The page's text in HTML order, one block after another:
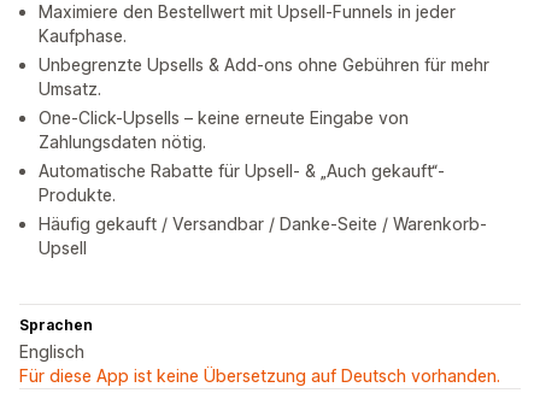
Maximiere den Bestellwert mit Upsell-Funnels in jeder
Kaufphase.
Unbegrenzte Upsells & Add-ons ohne Gebühren für mehr
Umsatz.
One-Click-Upsells – keine erneute Eingabe von
Zahlungsdaten nötig.
Automatische Rabatte für Upsell- & „Auch gekauft“-
Produkte.
Häufig gekauft / Versandbar / Danke-Seite / Warenkorb-
Upsell
Sprachen
Englisch
Für diese App ist keine Übersetzung auf Deutsch vorhanden.